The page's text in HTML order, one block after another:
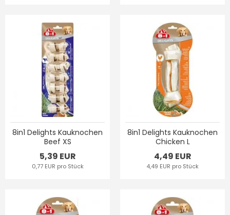
8in1 Delights Kauknochen
Beef XS
5,39 EUR
0,77 EUR pro Stück
8in1 Delights Kauknochen
Chicken L
4,49 EUR
4,49 EUR pro Stück